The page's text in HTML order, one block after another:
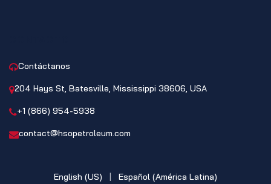
Contáctanos
204 Hays St, Batesville, Mississippi 38606, USA
+1 (866) 954-5938
contact@hsopetroleum.com
English (US) | Español (América Latina)